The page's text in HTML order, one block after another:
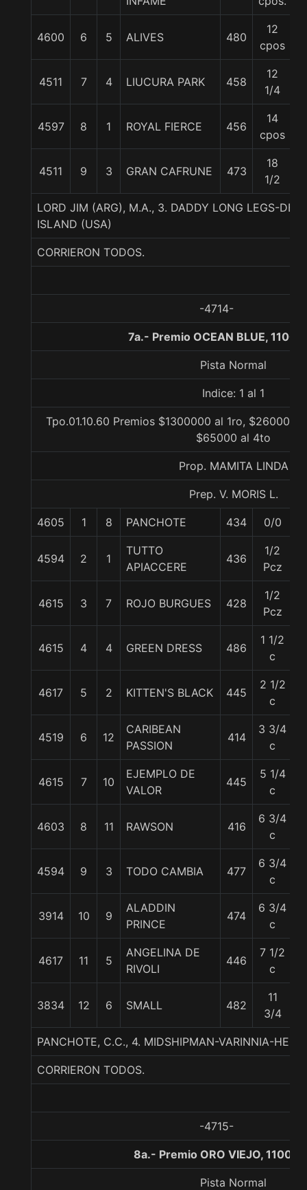
4600 6 5 ALIVES 480
12
cpos
4511 7 4 LIUCURA PARK 458
12
1/4
4597 8 1 ROYAL FIERCE 456
14
cpos
4511 9 3 GRAN CAFRUNE 473
18
1/2
LORD JIM (ARG), M.A., 3. DADDY LONG LEGS-
ISLAND (USA)
CORRIERON TODOS.
-4714-
7a.- Premio OCEAN BLUE, 1100
Pista Normal
Indice: 1 al 1
Tpo.01.10.60 Premios $1300000 al 1ro, $260000
$65000 al 4to
Prop. MAMITA LINDA
Prep. V. MORIS L.
4605 1 8 PANCHOTE 434 0/0
4594 2 1
TUTTO
APIACCERE
436
1/2
Pcz
4615 3 7 ROJO BURGUES 428
1/2
Pcz
4615 4 4 GREEN DRESS 486
1 1/2
c
4617 5 2 KITTEN'S BLACK 445
2 1/2
c
4519 6 12
CARIBEAN
PASSION
414
3 3/4
c
4615 7 10
EJEMPLO DE
VALOR
445
5 1/4
c
4603 8 11 RAWSON 416
6 3/4
c
4594 9 3 TODO CAMBIA 477
6 3/4
c
3914 10 9
ALADDIN
PRINCE
474
6 3/4
c
4617 11 5
ANGELINA DE
RIVOLI
446
7 1/2
c
3834 12 6 SMALL 482
11
3/4
PANCHOTE, C.C., 4. MIDSHIPMAN-VARINNIA-
CORRIERON TODOS.
-4715-
8a.- Premio ORO VIEJO, 1100
Pista Normal